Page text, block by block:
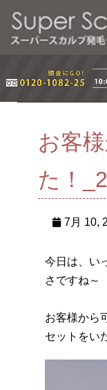
お客
た！
7月 10,
今日は、い
さですね～
お客様から
セットをい